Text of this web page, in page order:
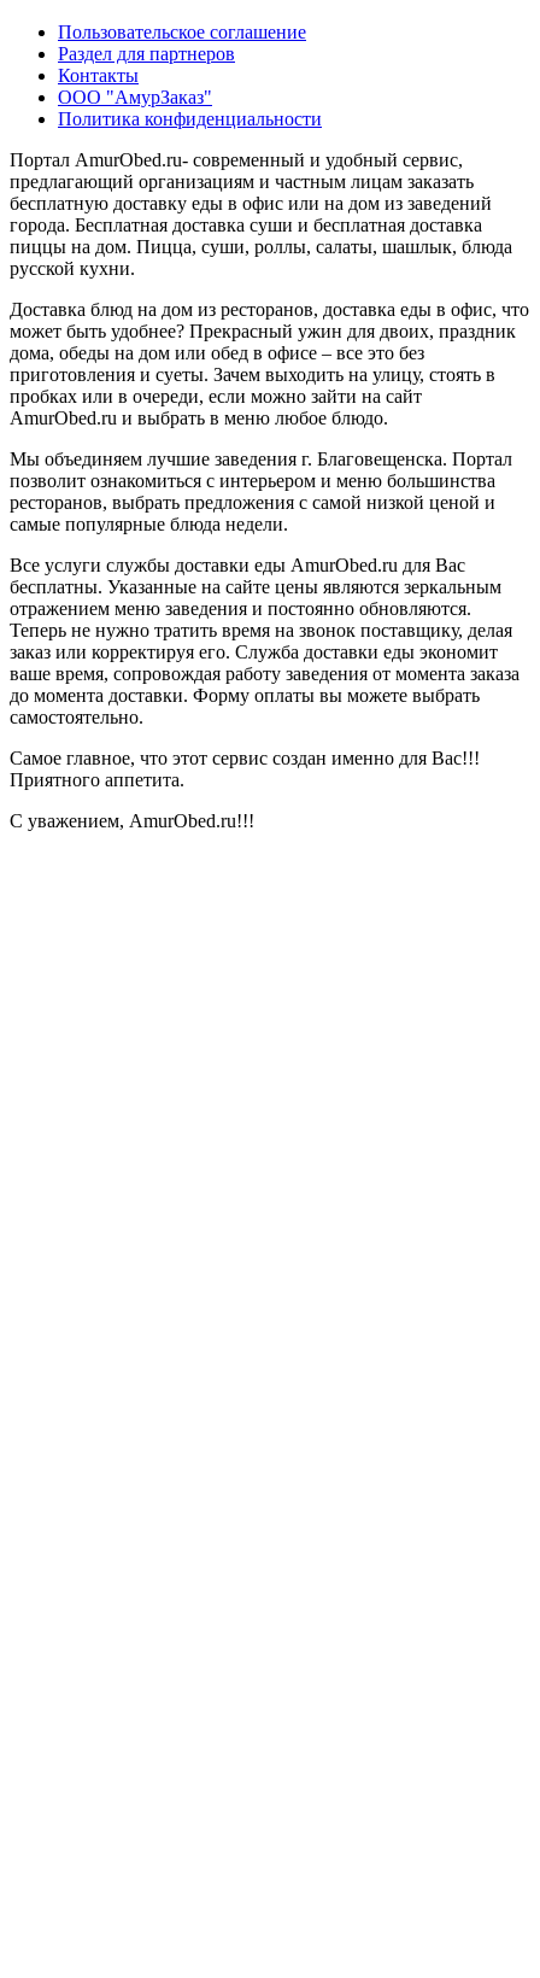
Пользовательское соглашение
Раздел для партнеров
Контакты
ООО "АмурЗаказ"
Политика конфиденциальности
Портал AmurObed.ru- современный и удобный сервис,
предлагающий организациям и частным лицам заказать
бесплатную доставку еды в офис или на дом из заведений
города. Бесплатная доставка суши и бесплатная доставка
пиццы на дом. Пицца, суши, роллы, салаты, шашлык, блюда
русской кухни.
Доставка блюд на дом из ресторанов, доставка еды в офис, что
может быть удобнее? Прекрасный ужин для двоих, праздник
дома, обеды на дом или обед в офисе – все это без
приготовления и суеты. Зачем выходить на улицу, стоять в
пробках или в очереди, если можно зайти на сайт
AmurObed.ru и выбрать в меню любое блюдо.
Мы объединяем лучшие заведения г. Благовещенска. Портал
позволит ознакомиться с интерьером и меню большинства
ресторанов, выбрать предложения с самой низкой ценой и
самые популярные блюда недели.
Все услуги службы доставки еды AmurObed.ru для Вас
бесплатны. Указанные на сайте цены являются зеркальным
отражением меню заведения и постоянно обновляются.
Теперь не нужно тратить время на звонок поставщику, делая
заказ или корректируя его. Служба доставки еды экономит
ваше время, сопровождая работу заведения от момента заказа
до момента доставки. Форму оплаты вы можете выбрать
самостоятельно.
Самое главное, что этот сервис создан именно для Вас!!!
Приятного аппетита.
С уважением, AmurObed.ru!!!